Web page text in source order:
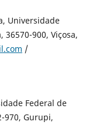
Universidade
36570-900, Viçosa,
/
Federal de
970, Gurupi,